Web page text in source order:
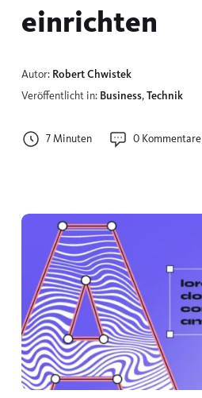
einrichten
Autor: Robert Chwistek
Veröffentlicht in: Business,Technik
7 Minuten 0 Kommentare